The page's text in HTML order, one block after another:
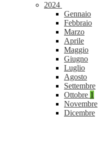
2024
Gennaio
Febbraio
Marzo
Aprile
Maggio
Giugno
Luglio
Agosto
Settembre
Ottobre 1
Novembre
Dicembre